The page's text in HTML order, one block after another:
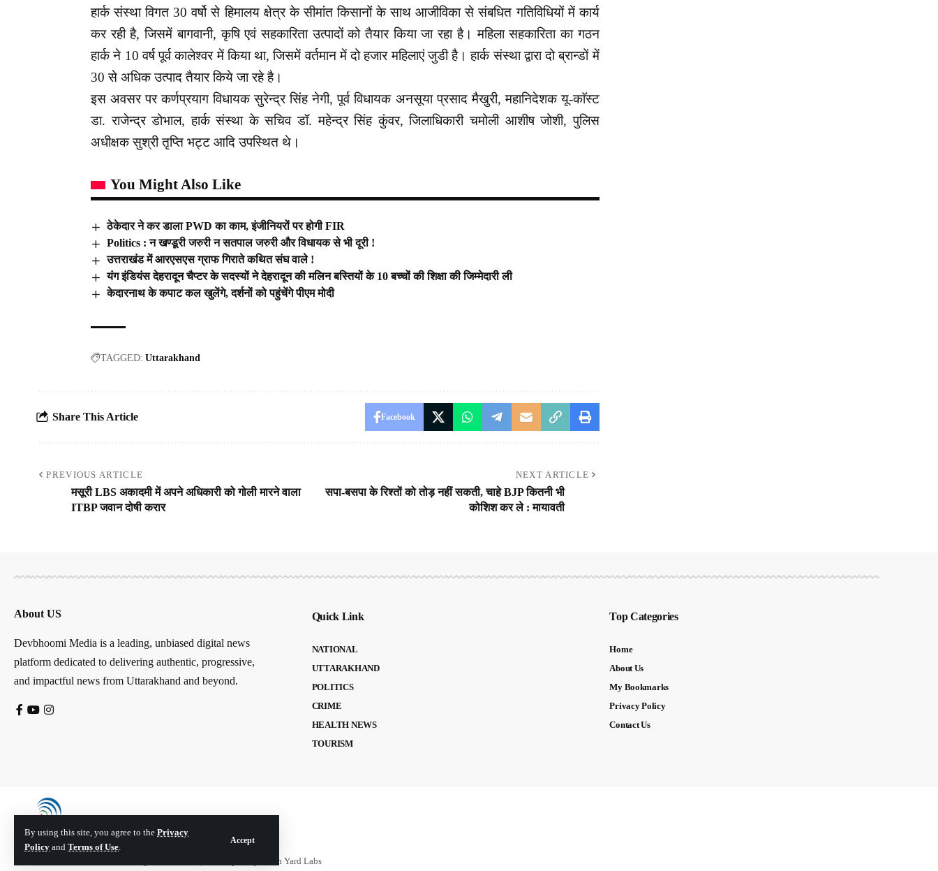
By using this site, you agree to the Privacy
Policy and Terms of Use.
Accept
हार्क संस्था विगत 30 वर्षो से हिमालय क्षेत्र के सीमांत किसानों के साथ आजीविका से संबधित गतिविधियों में कार्य
कर रही है, जिसमें बागवानी, कृषि एवं सहकारिता उत्पादों को तैयार किया जा रहा है। महिला सहकारिता का गठन
हार्क ने 10 वर्ष पूर्व कालेश्वर में किया था, जिसमें वर्तमान में दो हजार महिलाएं जुडी है। हार्क संस्था द्वारा दो ब्रान्डों में
30 से अधिक उत्पाद तैयार किये जा रहे है।
इस अवसर पर कर्णप्रयाग विधायक सुरेन्द्र सिंह नेगी, पूर्व विधायक अनसूया प्रसाद मैखुरी, महानिदेशक यू-काॅस्ट
डा. राजेन्द्र डोभाल, हार्क संस्था के सचिव डॉ. महेन्द्र सिंह कुंवर, जिलाधिकारी चमोली आशीष जोशी, पुलिस
अधीक्षक सुश्री तृप्ति भट्ट आदि उपस्थित थे।
You Might Also Like
ठेकेदार ने कर डाला PWD का काम, इंजीनियरों पर होगी FIR
Politics : न खण्डूरी जरुरी न सतपाल जरुरी और विधायक से भी दूरी !
उत्तराखंड में आरएसएस ग्राफ गिराते कथित संघ वाले !
यंग इंडियंस देहरादून चैप्टर के सदस्यों ने देहरादून की मलिन बस्तियों के 10 बच्चों की शिक्षा की जिम्मेदारी ली
केदारनाथ के कपाट कल खुलेंगे, दर्शनों को पहुंचेंगे पीएम मोदी
TAGGED: Uttarakhand
Share This Article Facebook
PREVIOUS ARTICLE
मसूरी LBS अकादमी में अपने अधिकारी को गोली मारने वाला
ITBP जवान दोषी करार
NEXT ARTICLE
सपा-बसपा के रिश्तों को तोड़ नहीं सकती, चाहे BJP कितनी भी
कोशिश कर ले : मायावती
About US
Devbhoomi Media is a leading, unbiased digital news
platform dedicated to delivering authentic, progressive,
and impactful news from Uttarakhand and beyond.
Quick Link
NATIONAL
UTTARAKHAND
POLITICS
CRIME
HEALTH NEWS
TOURISM
Top Categories
Home
About Us
My Bookmarks
Privacy Policy
Contact Us
Tech Yard Labs